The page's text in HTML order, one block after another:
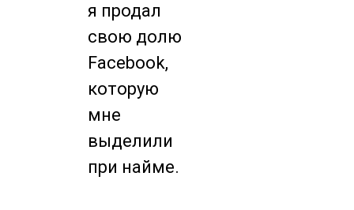
я продал
свою долю
Facebook,
которую
мне
выделили
при найме.